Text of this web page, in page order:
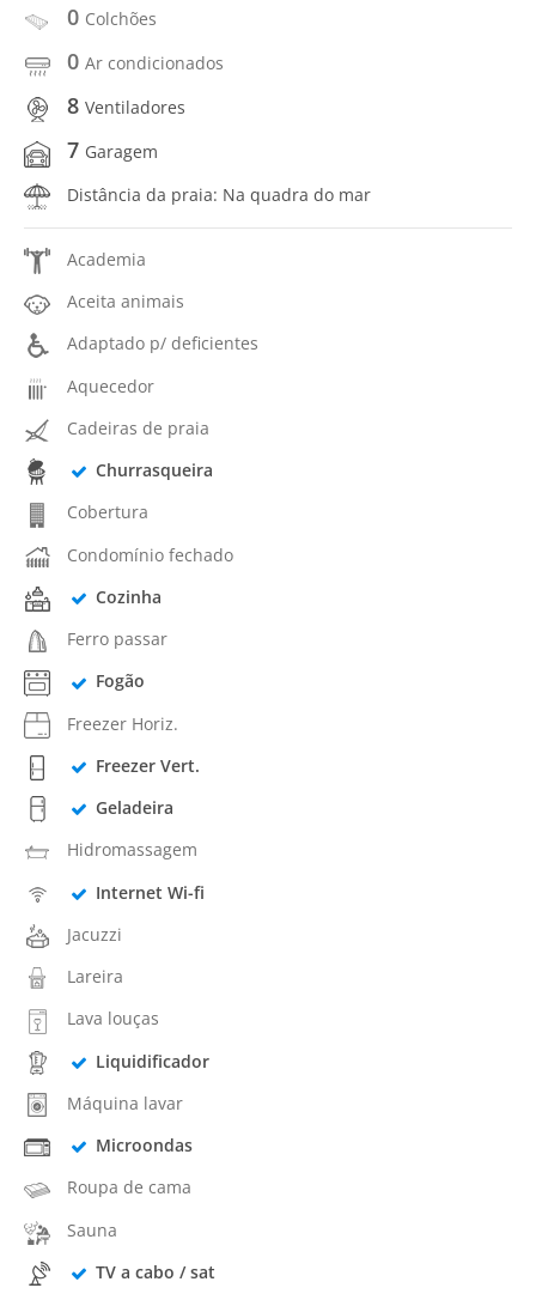
0 Colchões
0 Ar condicionados
8 Ventiladores
7 Garagem
Distância da praia: Na quadra do mar
Academia
Aceita animais
Adaptado p/ deficientes
Aquecedor
Cadeiras de praia
Churrasqueira
Cobertura
Condomínio fechado
Cozinha
Ferro passar
Fogão
Freezer Horiz.
Freezer Vert.
Geladeira
Hidromassagem
Internet Wi-fi
Jacuzzi
Lareira
Lava louças
Liquidificador
Máquina lavar
Microondas
Roupa de cama
Sauna
TV a cabo / sat